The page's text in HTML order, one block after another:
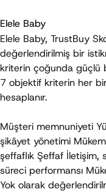
Elele Baby
Elele Baby, TrustBuy
değerlendirilmiş bir
kriterin çoğunda güçlü
7 objektif kriterin her
hesaplanır.
Müşteri memnuniyeti
şikâyet yönetimi
şeffaflık Şeffaf İletişim,
süreci performansı
Yok olarak